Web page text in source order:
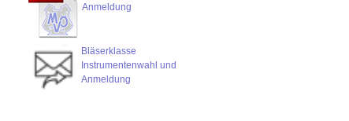
Anmeldung
Bläserklasse
Instrumentenwahl und
Anmeldung